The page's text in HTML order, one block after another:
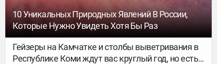
10 Уникальных Природных Явлений В России,
Которые Нужно Увидеть Хотя Бы Раз
Гейзеры на Камчатке и столбы выветривания в
Республике Коми ждут вас круглый год, но есть